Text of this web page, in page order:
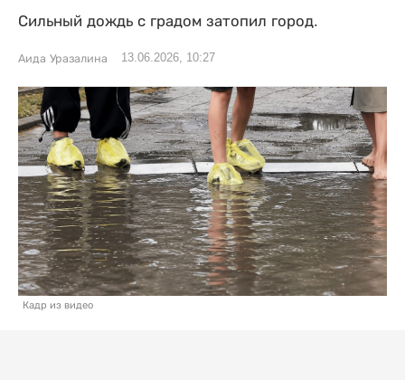
Сильный дождь с градом затопил город.
Аида Уразалина 13.06.2026, 10:27
Кадр из видео